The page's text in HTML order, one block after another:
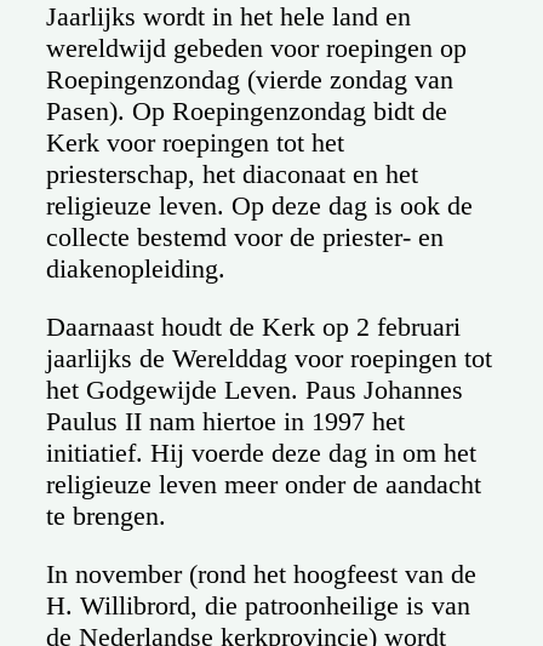
Jaarlijks wordt in het hele land en
wereldwijd gebeden voor roepingen op
Roepingenzondag (vierde zondag van
Pasen). Op Roepingenzondag bidt de
Kerk voor roepingen tot het
priesterschap, het diaconaat en het
religieuze leven. Op deze dag is ook de
collecte bestemd voor de priester- en
diakenopleiding.
Daarnaast houdt de Kerk op 2 februari
jaarlijks de Werelddag voor roepingen tot
het Godgewijde Leven. Paus Johannes
Paulus II nam hiertoe in 1997 het
initiatief. Hij voerde deze dag in om het
religieuze leven meer onder de aandacht
te brengen.
In november (rond het hoogfeest van de
H. Willibrord, die patroonheilige is van
de Nederlandse kerkprovincie) wordt